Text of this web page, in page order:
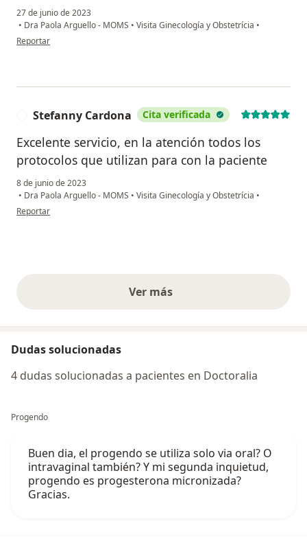
27 de junio de 2023
• Dra Paola Arguello - MOMS • Visita Ginecología y Obstetrícia •
en opinión del usuario Maria Elvira Martinez
Reportar
Stefanny Cardona Cita verificada
Excelente servicio, en la atención todos los
protocolos que utilizan para con la paciente
8 de junio de 2023
• Dra Paola Arguello - MOMS • Visita Ginecología y Obstetrícia •
en opinión del usuario Stefanny Cardona
Reportar
Ver másopiniones anteriores
Dudas solucionadas
4 dudas solucionadas a pacientes en Doctoralia
Progendo
Buen dia, el progendo se utiliza solo via oral? O
intravaginal también? Y mi segunda inquietud,
progendo es progesterona micronizada?
Gracias.